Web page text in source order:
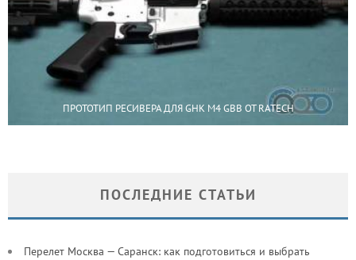
ПРОТОТИП РЕСИВЕРА ДЛЯ GHK M4 GBB ОТ RATECH
ПОСЛЕДНИЕ СТАТЬИ
Перелет Москва — Саранск: как подготовиться и выбрать